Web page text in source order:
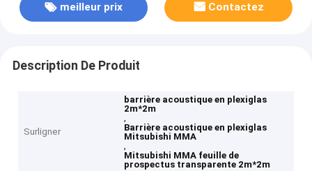
meilleur prix Contactez
Description De Produit
Surligner
barrière acoustique en plexiglas
2m*2m
,
Barrière acoustique en plexiglas
Mitsubishi MMA
,
Mitsubishi MMA feuille de
prospectus transparente 2m*2m